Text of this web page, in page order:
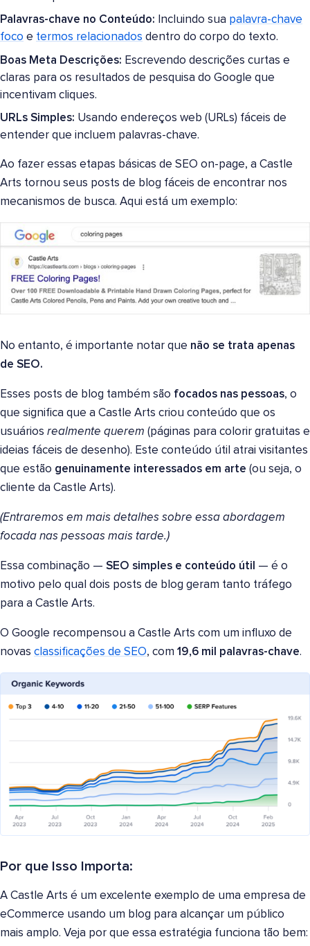
Palavras-chave no Conteúdo: Incluindo sua palavra-chave
foco e termos relacionados dentro do corpo do texto.
Boas Meta Descrições: Escrevendo descrições curtas e
claras para os resultados de pesquisa do Google que
incentivam cliques.
URLs Simples: Usando endereços web (URLs) fáceis de
entender que incluem palavras-chave.
Ao fazer essas etapas básicas de SEO on-page, a Castle
Arts tornou seus posts de blog fáceis de encontrar nos
mecanismos de busca. Aqui está um exemplo:
No entanto, é importante notar que não se trata apenas
de SEO.
Esses posts de blog também são focados nas pessoas, o
que significa que a Castle Arts criou conteúdo que os
usuários realmente querem (páginas para colorir gratuitas e
ideias fáceis de desenho). Este conteúdo útil atrai visitantes
que estão genuinamente interessados em arte (ou seja, o
cliente da Castle Arts).
(Entraremos em mais detalhes sobre essa abordagem
focada nas pessoas mais tarde.)
Essa combinação — SEO simples e conteúdo útil — é o
motivo pelo qual dois posts de blog geram tanto tráfego
para a Castle Arts.
O Google recompensou a Castle Arts com um influxo de
novas classificações de SEO, com 19,6 mil palavras-chave.
Por que Isso Importa:
A Castle Arts é um excelente exemplo de uma empresa de
eCommerce usando um blog para alcançar um público
mais amplo. Veja por que essa estratégia funciona tão bem: